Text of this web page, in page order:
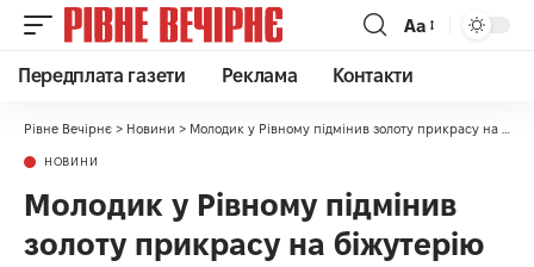
Аа
Передплата газети Реклама Контакти
Рівне Вечірнє > Новини > Молодик у Рівному підмінив золоту прикрасу на біжутерію
НОВИНИ
Молодик у Рівному підмінив
золоту прикрасу на біжутерію